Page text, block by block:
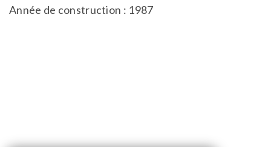
Année de construction : 1987